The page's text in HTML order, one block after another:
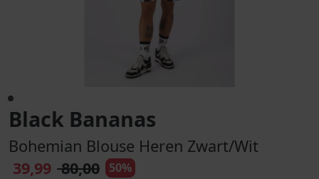
Black Bananas
Bohemian Blouse Heren Zwart/Wit
39,99 80,00 50%